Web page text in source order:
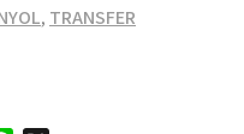
, TRANSFER